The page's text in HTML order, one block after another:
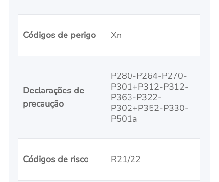
Códigos de perigo Xn
Declarações de
precaução
P280-P264-P270-
P301+P312-P312-
P363-P322-
P302+P352-P330-
P501a
Códigos de risco R21/22